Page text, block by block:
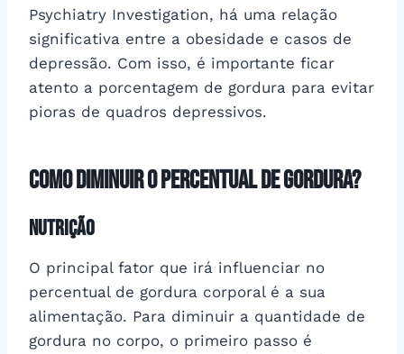
Psychiatry Investigation, há uma relação
significativa entre a obesidade e casos de
depressão. Com isso, é importante ficar
atento a porcentagem de gordura para evitar
pioras de quadros depressivos.
Como diminuir o percentual de gordura?
Nutrição
O principal fator que irá influenciar no
percentual de gordura corporal é a sua
alimentação. Para diminuir a quantidade de
gordura no corpo, o primeiro passo é